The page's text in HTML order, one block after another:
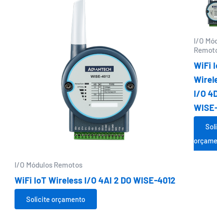
I/O Módulos Remotos
WiFi IoT Wireless I/O 4AI 2 DO WISE-4012
Solicite orçamento
I/O
WiFi
I/O